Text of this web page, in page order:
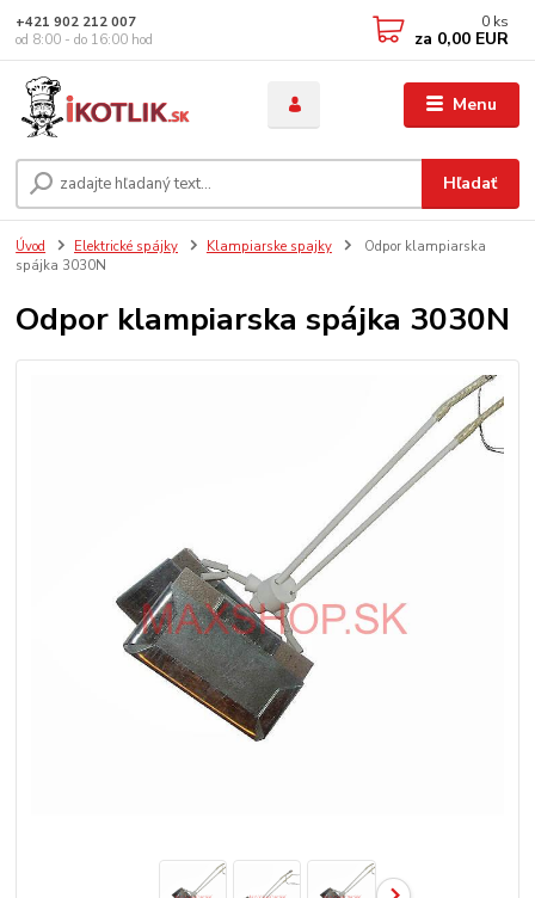
Menu
Hľadať
+421 902 212 007
od 8:00 - do 16:00 hod
0 ks
za 0,00 EUR
Úvod Elektrické spájky Klampiarske spajky
Odpor klampiarska
spájka 3030N
Odpor klampiarska spájka 3030N